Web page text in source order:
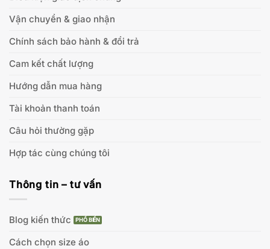
Vận chuyển & giao nhận
Chính sách bảo hành & đổi trả
Cam kết chất lượng
Hướng dẫn mua hàng
Tài khoản thanh toán
Câu hỏi thường gặp
Hợp tác cùng chúng tôi
Thông tin – tư vấn
Blog kiến thức
Cách chọn size áo